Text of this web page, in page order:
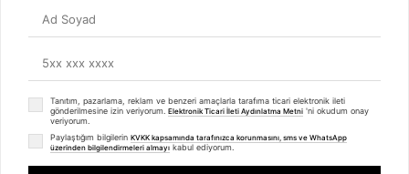
Kargo Takibi
Tanıtım, pazarlama, reklam ve benzeri amaçlarla tarafıma ticari elektronik ileti
gönderilmesine izin veriyorum. Elektronik Ticari İleti Aydınlatma Metni 'ni okudum onay
veriyorum.
Paylaştığım bilgilerin KVKK kapsamında tarafınızca korunmasını, sms ve WhatsApp
üzerinden bilgilendirmeleri almayı kabul ediyorum.